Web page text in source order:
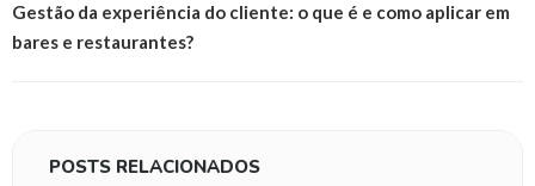
Gestão da experiência do cliente: o que é e como aplicar em
bares e restaurantes?
POSTS RELACIONADOS